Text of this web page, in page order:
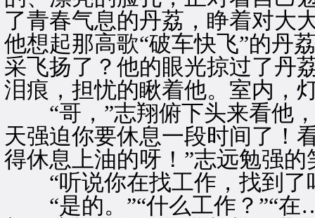
了青春气息的丹荔，睁着对大
他想起那高歌“破车快飞”的丹
采飞扬了？他的眼光掠过了丹
泪痕，担忧的瞅着他。室内，
“哥，”志翔俯下头来看他，
天强迫你要休息一段时间了！
得休息上油的呀！”志远勉强
“听说你在找工作，找到了
“是的。”“什么工作？”“在